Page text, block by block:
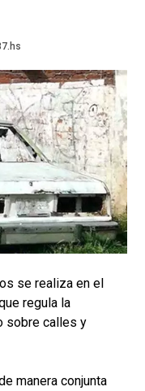
se realiza en el
regula la
sobre calles y
manera conjunta